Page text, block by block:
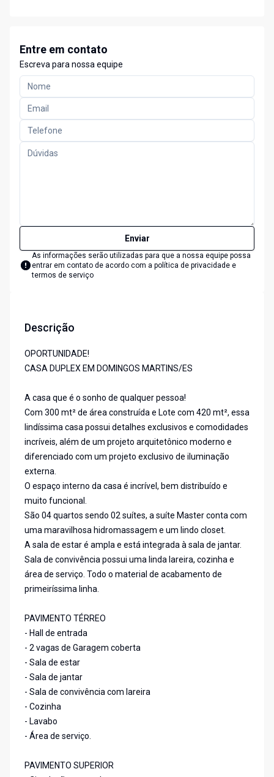
Entre em contato
Escreva para nossa equipe
Enviar
As informações serão utilizadas para que a nossa equipe possa
entrar em contato de acordo com a política de privacidade e
termos de serviço
Descrição
OPORTUNIDADE!
CASA DUPLEX EM DOMINGOS MARTINS/ES
A casa que é o sonho de qualquer pessoa!
Com 300 mt² de área construída e Lote com 420 mt², essa
lindíssima casa possui detalhes exclusivos e comodidades
incríveis, além de um projeto arquitetônico moderno e
diferenciado com um projeto exclusivo de iluminação
externa.
O espaço interno da casa é incrível, bem distribuído e
muito funcional.
São 04 quartos sendo 02 suítes, a suíte Master conta com
uma maravilhosa hidromassagem e um lindo closet.
A sala de estar é ampla e está integrada à sala de jantar.
Sala de convivência possui uma linda lareira, cozinha e
área de serviço. Todo o material de acabamento de
primeiríssima linha.
PAVIMENTO TÉRREO
- Hall de entrada
- 2 vagas de Garagem coberta
- Sala de estar
- Sala de jantar
- Sala de convivência com lareira
- Cozinha
- Lavabo
- Área de serviço.
PAVIMENTO SUPERIOR